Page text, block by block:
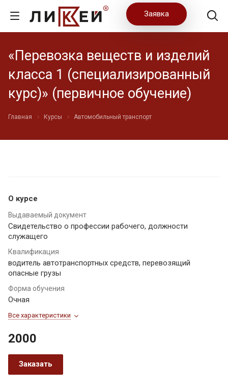
Заявка
«Перевозка веществ и изделий
класса 1 (специализированный
курс)» (первичное обучение)
Главная Курсы Автомобильный транспорт
О курсе
Выдаваемый документ
Свидетельство о профессии рабочего, должности
служащего
Квалификация
водитель автотранспортных средств, перевозящий
опасные грузы
Форма обучения
Очная
Все характеристики
2000
Заказать